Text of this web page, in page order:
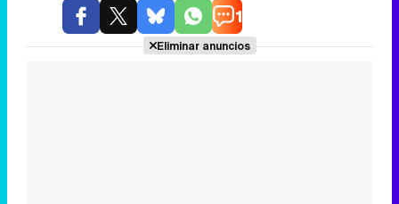
1
Eliminar anuncios